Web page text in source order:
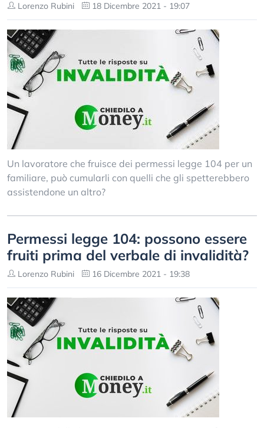
Lorenzo Rubini 18 Dicembre 2021 - 19:07
Un lavoratore che fruisce dei permessi legge 104 per un
familiare, può cumularli con quelli che gli spetterebbero
assistendone un altro?
Permessi legge 104: possono essere
fruiti prima del verbale di invalidità?
Lorenzo Rubini 16 Dicembre 2021 - 19:38